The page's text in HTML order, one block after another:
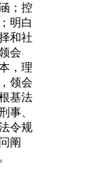
；控
明白
和社
会
，理
领会
基法
事、
令规
阐